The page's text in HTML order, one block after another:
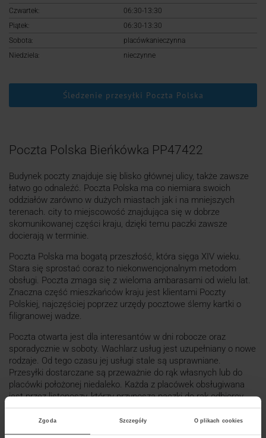
Zgoda Szczegóły O plikach cookies
Czwartek:
06:30-13:30
Piątek:
06:30-13:30
Sobota:
placówkanieczynna
Niedziela:
nieczynne
Śledzenie przesyłki Poczta Polska
Poczta Polska Bieńkówka PP47422
Budynek poczty znajduje się blisko głównej ulicy, także zawsze
łatwo go odnaleźć. Poczta Polska ma co niemiara swoich
oddziałów zarówno w dużych miastach jak i na mniejszych
terenach. city to miejscowość znajdująca się w dobrze
skomunikowanej części kraju, dzięki temu paczki zawsze
docierają w terminie.
Poczta Polska ma bogatą przeszłość, która sięga XIV wieku.
Stara się sprostać coraz to niekonwencjonalnym metodom
obsługi. Poczta zmaga się z wieloma ambarasami od wielu lat.
Znaczna część mieszkańców kraju jest klientami Poczty
Polskiej, najczęściej poprzez urzędy pocztowe ślemy kartki o
filigranowej wadze.
Poczta otwarta jest dla interesantów w dni robocze oraz
sporadycznie w soboty. Wachlarz usług jest uzupełniany o nowe
rodzaje. Od tego czasu jej usługi stale są usprawniane.
Przesyłki dostarczane są przeważnie do rąk własnych lub do
placówki położonej niedaleko. Każda z placówek obsługiwana
jest przez listonoszy, którzy przynoszą paczki do rąk odbiorcy.
Na poczcie można posyłać oraz przyjmować listy i paczki.